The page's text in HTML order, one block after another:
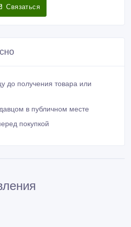
Связаться
до получения товара или
в публичном месте
покупкой